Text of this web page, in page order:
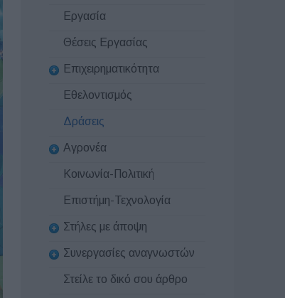
Εργασία
Θέσεις Εργασίας
Επιχειρηματικότητα
Εθελοντισμός
Δράσεις
Αγρονέα
Κοινωνία-Πολιτική
Επιστήμη-Τεχνολογία
Στήλες με άποψη
Συνεργασίες αναγνωστών
Στείλε το δικό σου άρθρο